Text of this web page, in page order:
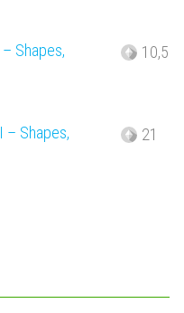
Shapes,
10,5
– Shapes,
21